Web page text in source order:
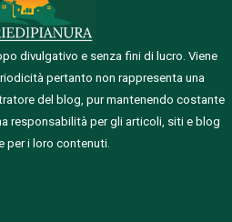
divulgativo e senza fini di lucro. Viene
pertanto non rappresenta una
del blog, pur mantenendo costante
responsabilità per gli articoli, siti e blog
per i loro contenuti.